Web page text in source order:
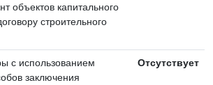
объектов капитального
строительного
с использованием
заключения
Отсутствует